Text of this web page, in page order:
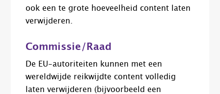
ook een te grote hoeveelheid content laten
verwijderen.
Commissie/Raad
De EU-autoriteiten kunnen met een
wereldwijde reikwijdte content volledig
laten verwijderen (bijvoorbeeld een